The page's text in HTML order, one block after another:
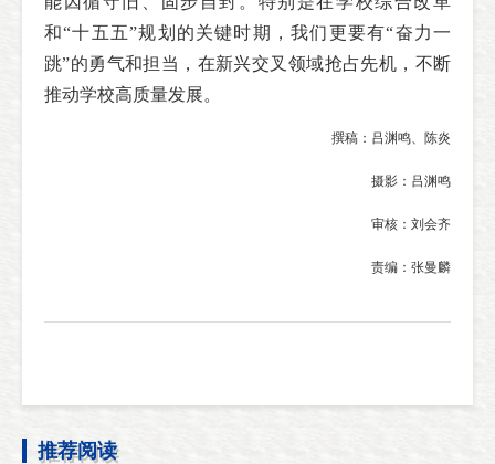
和“十五五”规划的关键时期，我们更要有“奋力一
跳”的勇气和担当，在新兴交叉领域抢占先机，不断
推动学校高质量发展。
撰稿：吕渊鸣、陈炎
摄影：吕渊鸣
审核：刘会齐
责编：张曼麟
推荐阅读